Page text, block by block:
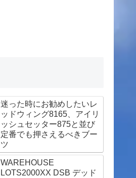
迷った時にお勧めしたいレ
ッドウィング8165、アイリ
ッシュセッター875と並び
定番でも押さえるべきブー
ツ
WAREHOUSE
LOTS2000XX DSB デッド